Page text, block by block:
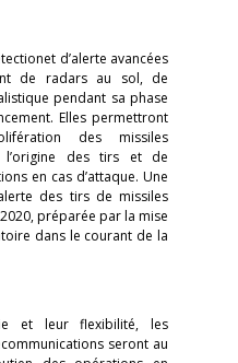
d’alerte avancées
de radars au sol, de
pendant sa phase
Elles permettront
des missiles
l’origine des tirs et de
en cas d’attaque. Une
des tirs de missiles
préparée par la mise
dans le courant de la
et leur flexibilité, les
seront au